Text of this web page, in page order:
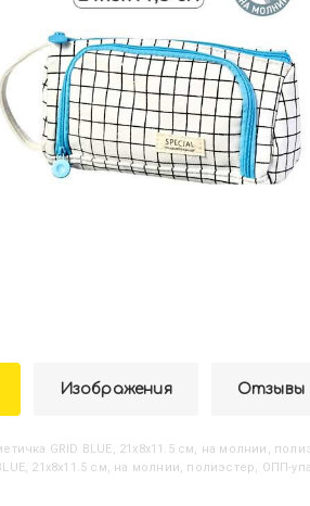
Изображения Отзывы
GRID BLUE, 21х8х11.5 см, на молнии,
21х8х11.5 см, на молнии, полиэстер, ОПП-